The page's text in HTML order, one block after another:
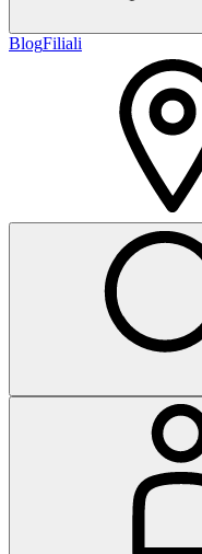
BlogFiliali